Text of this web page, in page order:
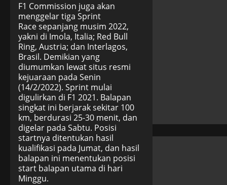
F1 Commission juga akan
menggelar tiga Sprint
Race sepanjang musim 2022,
yakni di Imola, Italia; Red Bull
Ring, Austria; dan Interlagos,
Brasil. Demikian yang
diumumkan lewat situs resmi
kejuaraan pada Senin
(14/2/2022). Sprint mulai
digulirkan di F1 2021. Balapan
singkat ini berjarak sekitar 100
km, berdurasi 25-30 menit, dan
digelar pada Sabtu. Posisi
startnya ditentukan hasil
kualifikasi pada Jumat, dan hasil
balapan ini menentukan posisi
start balapan utama di hari
Minggu.